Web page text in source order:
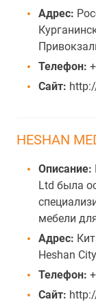
Адрес:
Телефон:
Сайт:
HESHAN
Описание:
Ltd была
мебели
Адрес:
Heshan
Телефон:
Сайт: